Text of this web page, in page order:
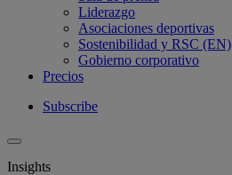
Liderazgo
Asociaciones deportivas
Sostenibilidad y RSC (EN)
Gobierno corporativo
Precios
Subscribe
Insights